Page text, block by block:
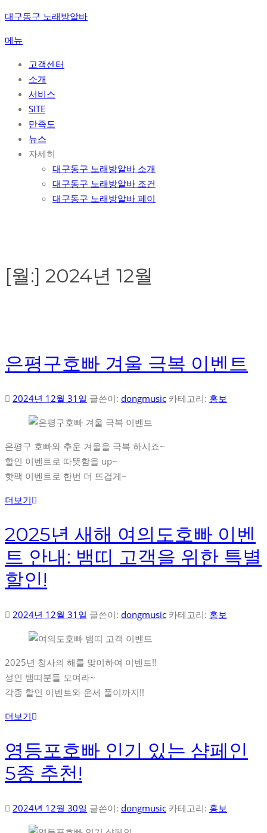
콘
츠
대구동구 노래방알바
메뉴
고객센터
소개
서비스
SITE
만족도
뉴스
자세히
대구동구 노래방알바 소개
대구동구 노래방알바 조건
대구동구 노래방알바 페이
[월:] 2024년 12월
은평구호빠 겨울 극복 이벤트
2024년 12월 31일 글쓴이: dongmusic 카테고리: 홍보
은평구 호빠와 추운 겨울을 극복 하시죠~
할인 이벤트로 따뜻함을 up~
핫팩 이벤트로 한번 더 뜨겁게~
더보기
2025년 새해 여의도호빠 이벤
트 안내: 뱀띠 고객을 위한 특별
할인!
2024년 12월 31일 글쓴이: dongmusic 카테고리: 홍보
2025년 청사의 해를 맞이하여 이벤트!!
성인 뱀띠분들 모여라~
각종 할인 이벤트와 운세 풀이까지!!
더보기
영등포호빠 인기 있는 샴페인
5종 추천!
2024년 12월 30일 글쓴이: dongmusic 카테고리: 홍보